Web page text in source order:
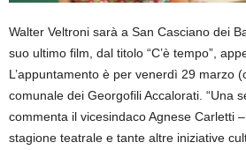
Walter Veltroni sarà a San Casciano dei
suo ultimo film, dal titolo “C’è tempo”,
L’appuntamento è per venerdì 29 marzo
comunale dei Georgofili Accalorati. “Una
commenta il vicesindaco Agnese Carletti
stagione teatrale e tante altre iniziative